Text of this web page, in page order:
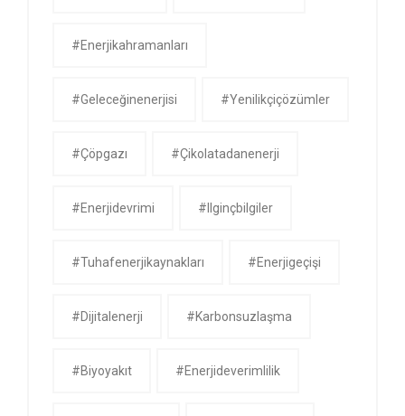
#enerjikahramanları
#geleceğinenerjisi #yenilikçiçözümler
#çöpgazı #çikolatadanenerji
#enerjidevrimi #ilginçbilgiler
#tuhafenerjikaynakları #enerjigeçişi
#dijitalenerji #karbonsuzlaşma
#biyoyakıt #enerjideverimlilik